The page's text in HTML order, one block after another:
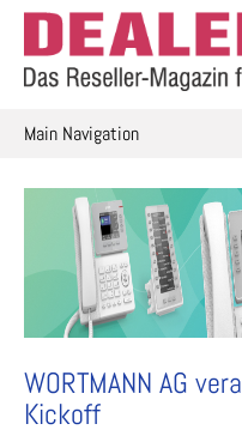
Skip
content
Main Navigation
WORTMANN AG
Kickoff